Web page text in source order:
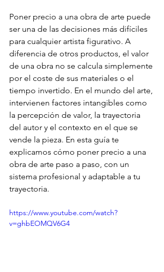
Poner precio a una obra de arte puede
ser una de las decisiones más difíciles
para cualquier artista figurativo. A
diferencia de otros productos, el valor
de una obra no se calcula simplemente
por el coste de sus materiales o el
tiempo invertido. En el mundo del arte,
intervienen factores intangibles como
la percepción de valor, la trayectoria
del autor y el contexto en el que se
vende la pieza. En esta guía te
explicamos cómo poner precio a una
obra de arte paso a paso, con un
sistema profesional y adaptable a tu
trayectoria.
https://www.youtube.com/watch?
v=ghbEOMQV6G4